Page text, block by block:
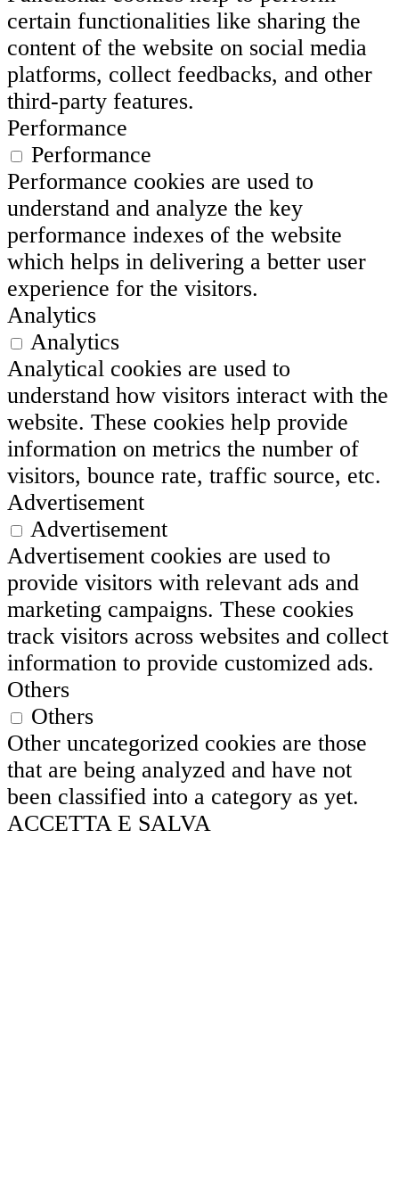
certain functionalities like sharing the
content of the website on social media
platforms, collect feedbacks, and other
third-party features.
Performance
Performance
Performance cookies are used to
understand and analyze the key
performance indexes of the website
which helps in delivering a better user
experience for the visitors.
Analytics
Analytics
Analytical cookies are used to
understand how visitors interact with the
website. These cookies help provide
information on metrics the number of
visitors, bounce rate, traffic source, etc.
Advertisement
Advertisement
Advertisement cookies are used to
provide visitors with relevant ads and
marketing campaigns. These cookies
track visitors across websites and collect
information to provide customized ads.
Others
Others
Other uncategorized cookies are those
that are being analyzed and have not
been classified into a category as yet.
ACCETTA E SALVA